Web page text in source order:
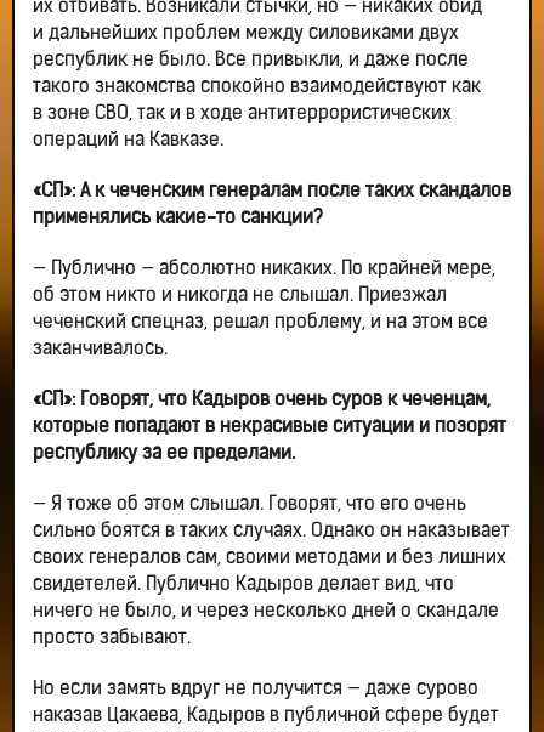
их отбивать. Возникали стычки, но — никаких обид
и дальнейших проблем между силовиками двух
республик не было. Все привыкли, и даже после
такого знакомства спокойно взаимодействуют как
в зоне СВО, так и в ходе антитеррористических
операций на Кавказе.
«СП»: А к чеченским генералам после таких скандалов
применялись какие-то санкции?
— Публично — абсолютно никаких. По крайней мере,
об этом никто и никогда не слышал. Приезжал
чеченский спецназ, решал проблему, и на этом все
заканчивалось.
«СП»: Говорят, что Кадыров очень суров к чеченцам,
которые попадают в некрасивые ситуации и позорят
республику за ее пределами.
— Я тоже об этом слышал. Говорят, что его очень
сильно боятся в таких случаях. Однако он наказывает
своих генералов сам, своими методами и без лишних
свидетелей. Публично Кадыров делает вид, что
ничего не было, и через несколько дней о скандале
просто забывают.
Но если замять вдруг не получится — даже сурово
наказав Цакаева, Кадыров в публичной сфере будет